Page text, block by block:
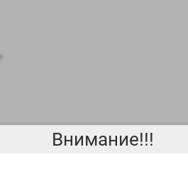
Внимание!!!